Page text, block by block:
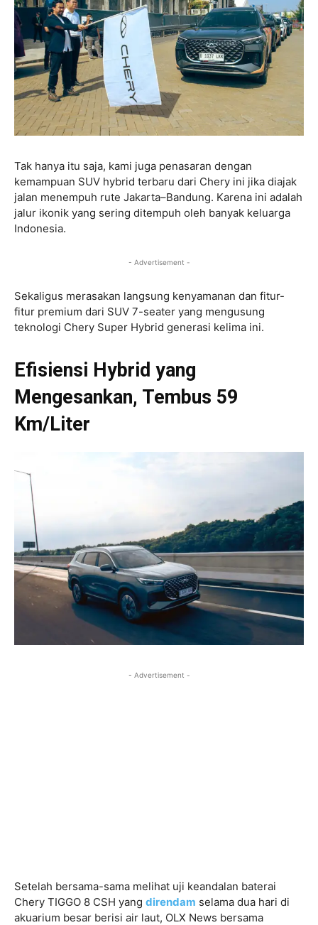
Tak hanya itu saja, kami juga penasaran dengan
kemampuan SUV hybrid terbaru dari Chery ini jika diajak
jalan menempuh rute Jakarta–Bandung. Karena ini adalah
jalur ikonik yang sering ditempuh oleh banyak keluarga
Indonesia.
- Advertisement -
Sekaligus merasakan langsung kenyamanan dan fitur-
fitur premium dari SUV 7-seater yang mengusung
teknologi Chery Super Hybrid generasi kelima ini.
Efisiensi Hybrid yang
Mengesankan, Tembus 59
Km/Liter
- Advertisement -
Setelah bersama-sama melihat uji keandalan baterai
Chery TIGGO 8 CSH yang direndam selama dua hari di
akuarium besar berisi air laut, OLX News bersama